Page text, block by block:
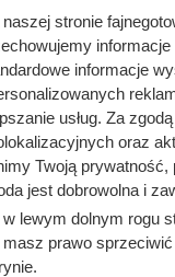
się udaje!
karpia przed
naszej stronie
informacje
usług. Za
oraz
Twoją prywatność,
jest dobrowolna i
w lewym dolnym rogu
masz prawo